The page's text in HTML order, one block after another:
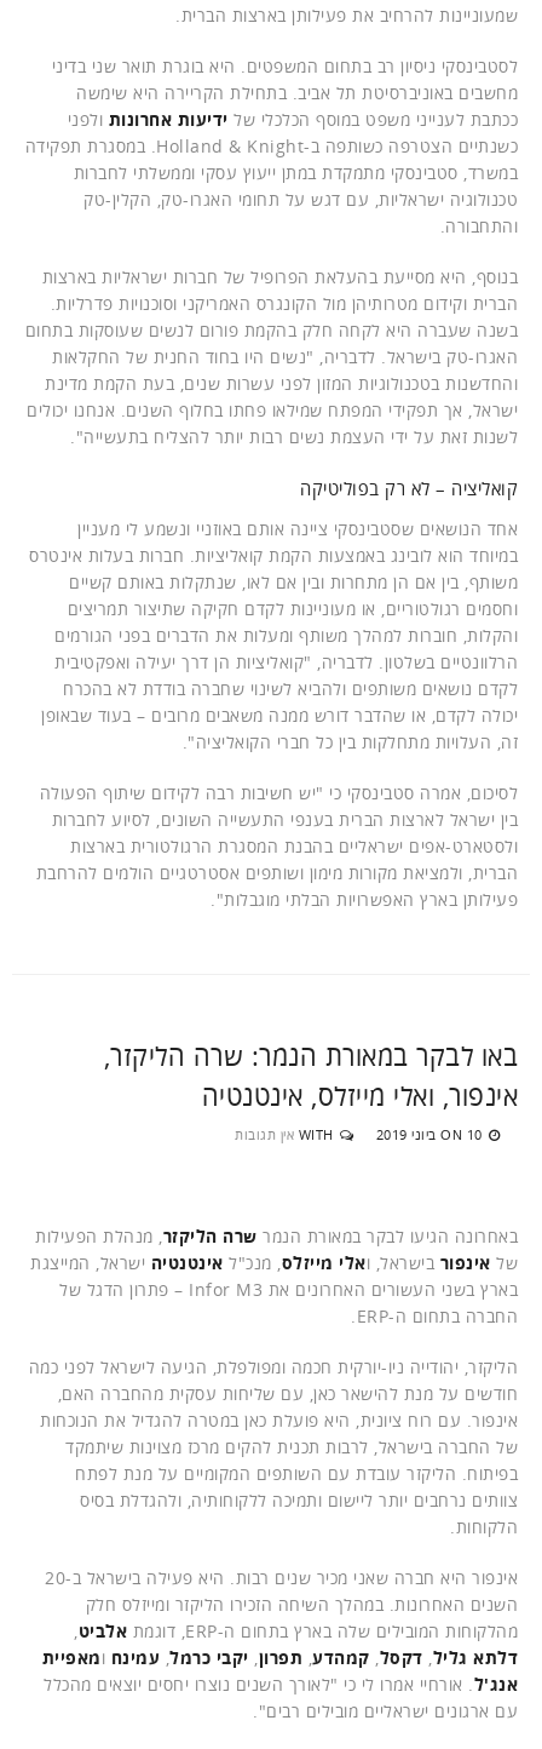
שמעוניינות להרחיב את פעילותן בארצות הברית.
לסטבינסקי ניסיון רב בתחום המשפטים. היא בוגרת תואר שני בדיני
מחשבים באוניברסיטת תל אביב. בתחילת הקריירה היא שימשה
ככתבת לענייני משפט במוסף הכלכלי של ידיעות אחרונות ולפני
כשנתיים הצטרפה כשותפה ב-Holland & Knight. במסגרת תפקידה
במשרד, סטבינסקי מתמקדת במתן ייעוץ עסקי וממשלתי לחברות
טכנולוגיה ישראליות, עם דגש על תחומי האגרו-טק, הקלין-טק
והתחבורה.
בנוסף, היא מסייעת בהעלאת הפרופיל של חברות ישראליות בארצות
הברית וקידום מטרותיהן מול הקונגרס האמריקני וסוכנויות פדרליות.
בשנה שעברה היא לקחה חלק בהקמת פורום לנשים שעוסקות בתחום
האגרו-טק בישראל. לדבריה, "נשים היו בחוד החנית של החקלאות
והחדשנות בטכנולוגיות המזון לפני עשרות שנים, בעת הקמת מדינת
ישראל, אך תפקידי המפתח שמילאו פחתו בחלוף השנים. אנחנו יכולים
לשנות זאת על ידי העצמת נשים רבות יותר להצליח בתעשייה".
קואליציה – לא רק בפוליטיקה
אחד הנושאים שסטבינסקי ציינה אותם באוזניי ונשמע לי מעניין
במיוחד הוא לובינג באמצעות הקמת קואליציות. חברות בעלות אינטרס
משותף, בין אם הן מתחרות ובין אם לאו, שנתקלות באותם קשיים
וחסמים רגולטוריים, או מעוניינות לקדם חקיקה שתיצור תמריצים
והקלות, חוברות למהלך משותף ומעלות את הדברים בפני הגורמים
הרלוונטיים בשלטון. לדבריה, "קואליציות הן דרך יעילה ואפקטיבית
לקדם נושאים משותפים ולהביא לשינוי שחברה בודדת לא בהכרח
יכולה לקדם, או שהדבר דורש ממנה משאבים מרובים – בעוד שבאופן
זה, העלויות מתחלקות בין כל חברי הקואליציה".
לסיכום, אמרה סטבינסקי כי "יש חשיבות רבה לקידום שיתוף הפעולה
בין ישראל לארצות הברית בענפי התעשייה השונים, לסיוע לחברות
ולסטארט-אפים ישראליים בהבנת המסגרת הרגולטורית בארצות
הברית, ולמציאת מקורות מימון ושותפים אסטרטגיים הולמים להרחבת
פעילותן בארץ האפשרויות הבלתי מוגבלות".
באו לבקר במאורת הנמר: שרה הליקזר,
אינפור, ואלי מייזלס, אינטנטיה
ON 10 ביוני 2019 WITH אין תגובות
באחרונה הגיעו לבקר במאורת הנמר שרה הליקזר, מנהלת הפעילות
של אינפור בישראל, ואלי מייזלס, מנכ"ל אינטנטיה ישראל, המייצגת
בארץ בשני העשורים האחרונים את Infor M3 – פתרון הדגל של
החברה בתחום ה-ERP.
הליקזר, יהודייה ניו-יורקית חכמה ומפולפלת, הגיעה לישראל לפני כמה
חודשים על מנת להישאר כאן, עם שליחות עסקית מהחברה האם,
אינפור. עם רוח ציונית, היא פועלת כאן במטרה להגדיל את הנוכחות
של החברה בישראל, לרבות תכנית להקים מרכז מצוינות שיתמקד
בפיתוח. הליקזר עובדת עם השותפים המקומיים על מנת לפתח
צוותים נרחבים יותר ליישום ותמיכה ללקוחותיה, ולהגדלת בסיס
הלקוחות.
אינפור היא חברה שאני מכיר שנים רבות. היא פעילה בישראל ב-20
השנים האחרונות. במהלך השיחה הזכירו הליקזר ומייזלס חלק
מהלקוחות המובילים שלה בארץ בתחום ה-ERP, דוגמת
אלביט,
דלתא גליל, דקסל, קמהדע, תפרון, יקבי כרמל, עמינח ומאפיית
אנג'ל. אורחיי אמרו לי כי "לאורך השנים נוצרו יחסים יוצאים מהכלל
עם ארגונים ישראליים מובילים רבים".